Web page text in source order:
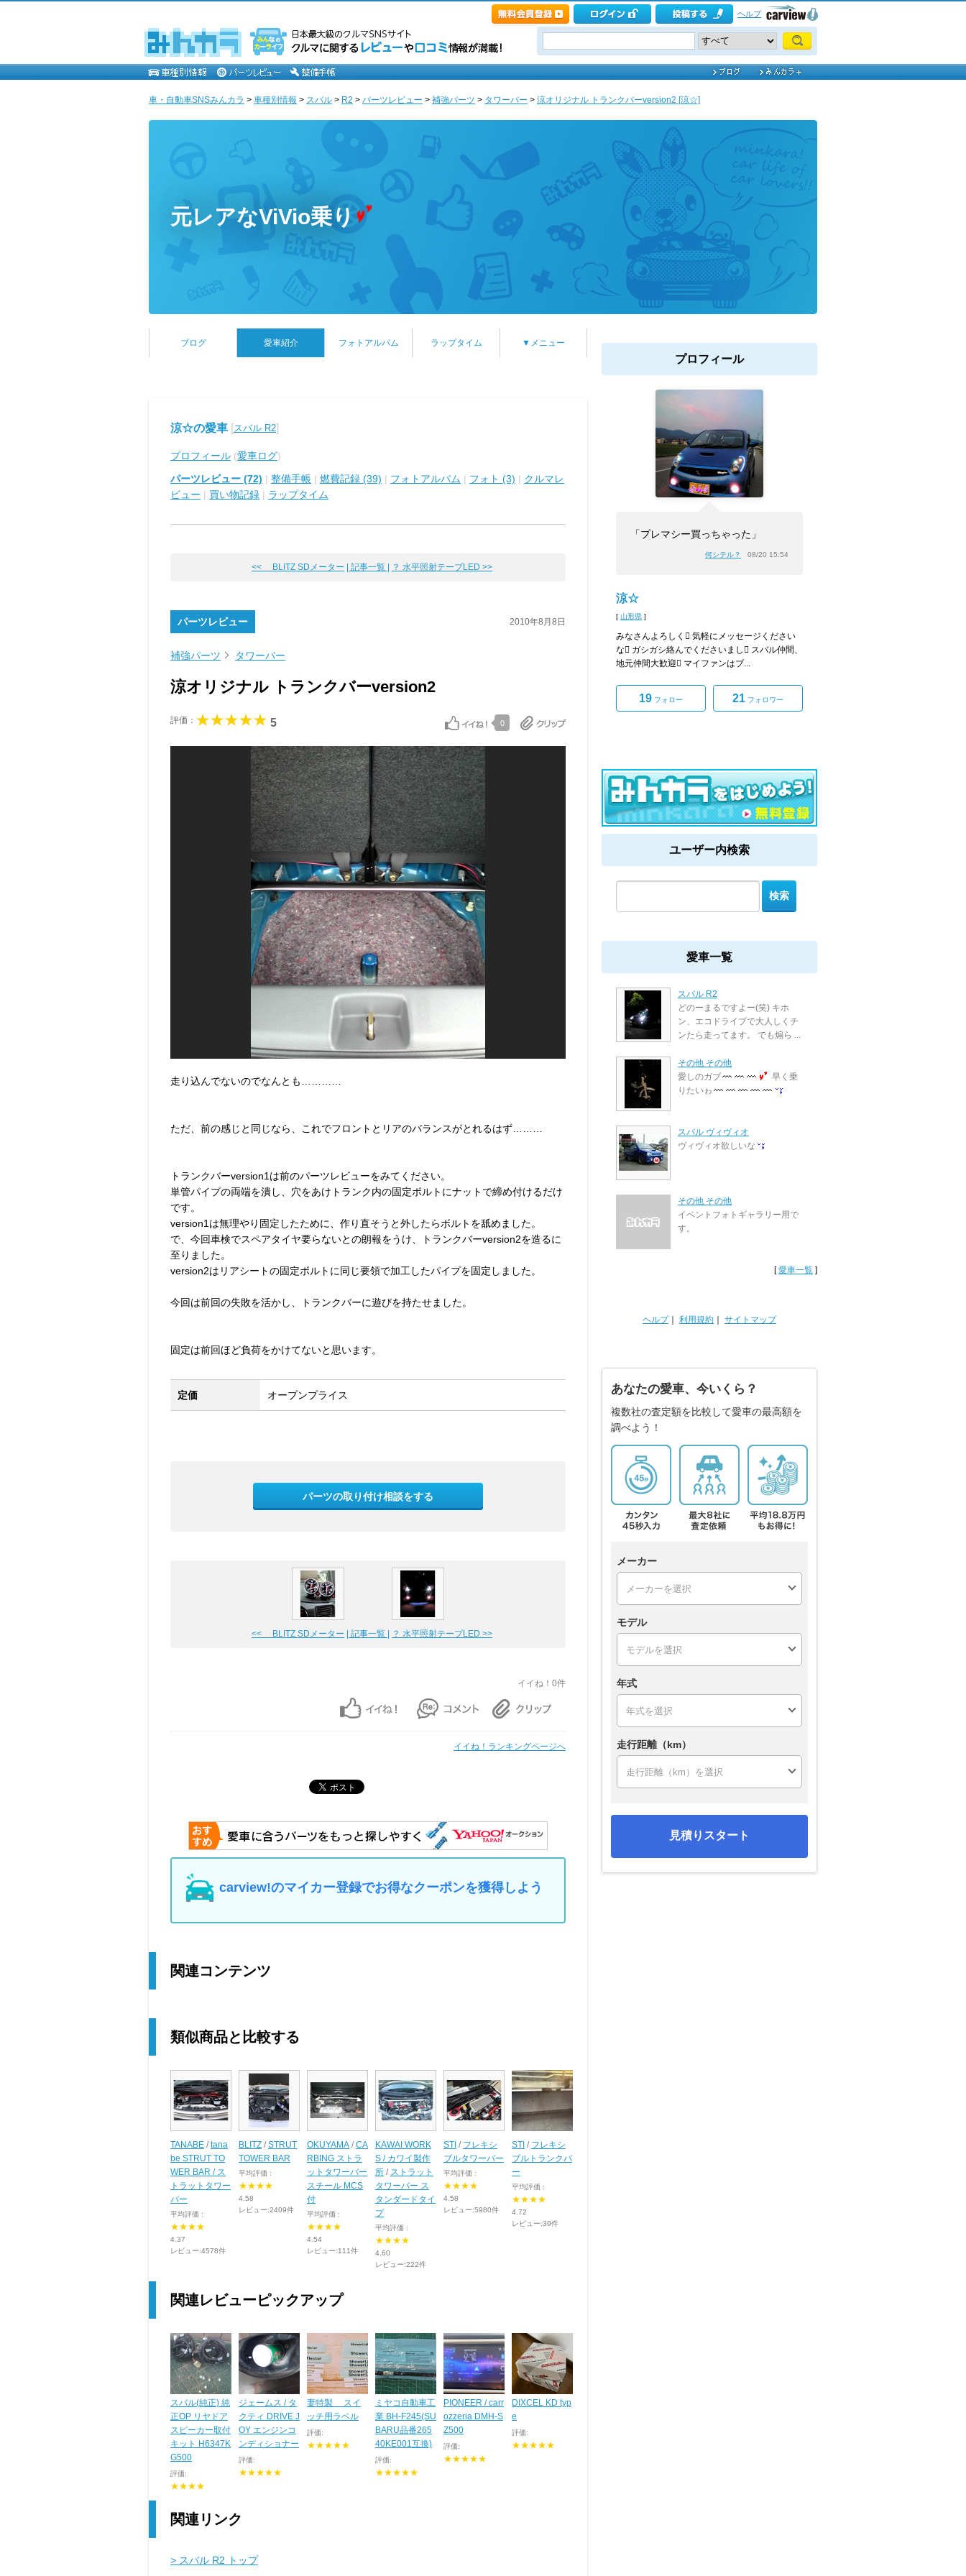
ヘルプ
車・自動車SNSみんカラ > 車種別情報 > スバル > R2 > パーツレビュー > 補強パーツ > タワーバー > 涼オリジナル トランクバーversion2 [涼☆]
元レアなViVio乗り
ブログ 愛車紹介 フォトアルバム ラップタイム ▼メニュー
涼☆の愛車 [スバル R2]
プロフィール (愛車ログ)
パーツレビュー (72) | 整備手帳 | 燃費記録 (39) | フォトアルバム | フォト (3) | クルマレ
ビュー | 買い物記録 | ラップタイム
<< BLITZ SDメーター | 記事一覧 | ？ 水平照射テープLED >>
パーツレビュー 2010年8月8日
補強パーツ タワーバー
涼オリジナル トランクバーversion2
評価： 5 0
走り込んでないのでなんとも…………
ただ、前の感じと同じなら、これでフロントとリアのバランスがとれるはず………
トランクバーversion1は前のパーツレビューをみてください。
単管パイプの両端を潰し、穴をあけトランク内の固定ボルトにナットで締め付けるだけ
です。
version1は無理やり固定したために、作り直そうと外したらボルトを舐めました。
で、今回車検でスペアタイヤ要らないとの朗報をうけ、トランクバーversion2を造るに
至りました。
version2はリアシートの固定ボルトに同じ要領で加工したパイプを固定しました。
今回は前回の失敗を活かし、トランクバーに遊びを持たせました。
固定は前回ほど負荷をかけてないと思います。
定価 オープンプライス
パーツの取り付け相談をする
<< BLITZ SDメーター | 記事一覧 | ？ 水平照射テープLED >>
イイね！0件
イイね！ランキングページへ
carview!のマイカー登録でお得なクーポンを獲得しよう
関連コンテンツ
類似商品と比較する
TANABE /tana
be STRUT TO
WER BAR / ス
トラットタワー
バー
平均評価 :
★★★★
4.37
レビュー:4578件
BLITZ /STRUT
TOWER BAR
平均評価 :
★★★★
4.58
レビュー:2409件
OKUYAMA /CA
RBING ストラ
ットタワーバー
スチール MCS
付
平均評価 :
★★★★
4.54
レビュー:111件
KAWAI WORK
S / カワイ製作
所 / ストラット
タワーバー ス
タンダードタイ
プ
平均評価 :
★★★★
4.60
レビュー:222件
STI / フレキシ
ブルタワーバー
平均評価 :
★★★★
4.58
レビュー:5980件
STI / フレキシ
ブルトランクバ
ー
平均評価 :
★★★★
4.72
レビュー:39件
関連レビューピックアップ
スバル(純正) 純
正OP リヤドア
スピーカー取付
キット H6347K
G500
評価:
★★★★
ジェームス / タ
クティ DRIVE J
OY エンジンコ
ンディショナー
評価:
★★★★★
妻特製 スイ
ッチ用ラベル
評価:
★★★★★
ミヤコ自動車工
業 BH-F245(SU
BARU品番265
40KE001互換)
評価:
★★★★★
PIONEER / carr
ozzeria DMH-S
Z500
評価:
★★★★★
DIXCEL KD typ
e
評価:
★★★★★
関連リンク
> スバル R2 トップ
プロフィール
「プレマシー買っちゃった」
何シテル？ 08/20 15:54
涼☆
[ 山形県 ]
みなさんよろしく 気軽にメッセージください
な ガシガシ絡んでくださいまし スバル仲間、
地元仲間大歓迎 マイファンはブ...
19 フォロー 21 フォロワー
ユーザー内検索
愛車一覧
スバル R2
どのーまるですよー(笑) キホ
ン、エコドライブで大人しくチ
ンたら走ってます。 でも煽ら ...
その他 その他
愛しのガブ
早く乗
りたいゎ
スバル ヴィヴィオ
ヴィヴィオ欲しいな
その他 その他
イベントフォトギャラリー用で
す。
[愛車一覧 ]
ヘルプ｜ 利用規約 サイトマップ
あなたの愛車、今いくら？
複数社の査定額を比較して愛車の最高額を
調べよう！
メーカー
モデル
年式
走行距離（km）
見積りスタート